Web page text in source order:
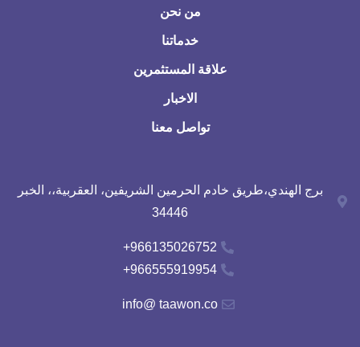
من نحن
خدماتنا
علاقة المستثمرين
الاخبار
تواصل معنا
برج الهندي،طريق خادم الحرمين الشريفين، العقربية،، الخبر
34446
966135026752+
966555919954+
info@ taawon.co